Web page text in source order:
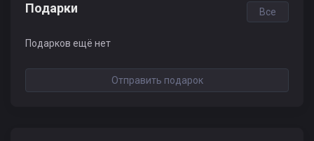
Подарки Все
Подарков ещё нет
Отправить подарок